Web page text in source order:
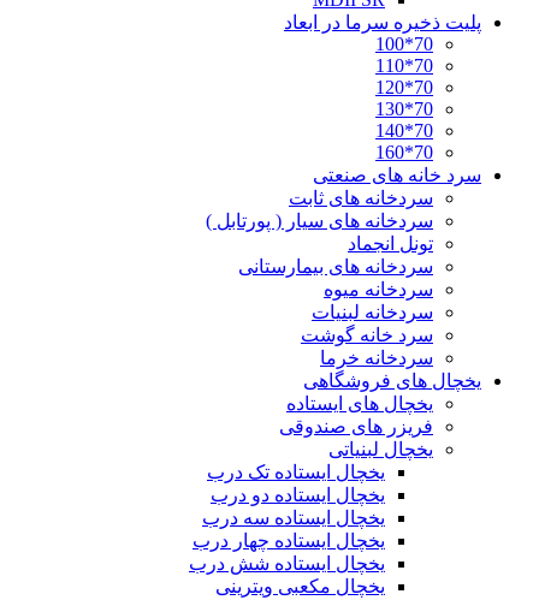
پلیت ذخیره سرما در ابعاد
70*100
70*110
70*120
70*130
70*140
70*160
سرد خانه های صنعتی
سردخانه های ثابت
سردخانه های سیار ( پورتابل )
تونل انجماد
سردخانه های بیمارستانی
سردخانه میوه
سردخانه لبنیات
سرد خانه گوشت
سردخانه خرما
یخچال های فروشگاهی
یخچال های ایستاده
فریزر های صندوقی
یخچال لبنیاتی
یخچال ایستاده تک درب
یخچال ایستاده دو درب
یخچال ایستاده سه درب
یخچال ایستاده چهار درب
یخچال ایستاده شش درب
یخچال مکعبی ویترینی